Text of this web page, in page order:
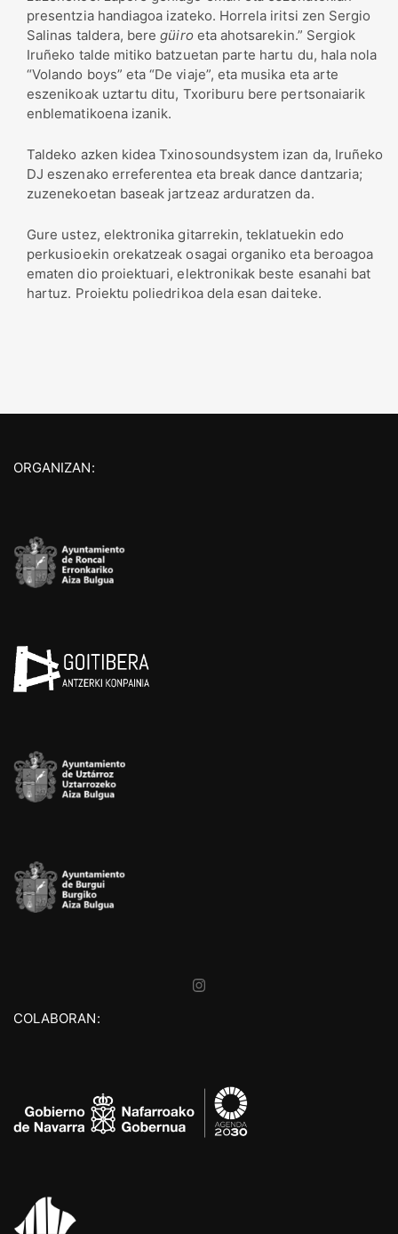
presentzia handiagoa izateko. Horrela iritsi zen Sergio
Salinas taldera, beregüiroeta ahotsarekin.” Sergiok
Iruñeko talde mitiko batzuetan parte hartu du, hala nola
“Volando boys” eta “De viaje”, eta musika eta arte
eszenikoak uztartu ditu, Txoriburu bere pertsonaiarik
enblematikoena izanik.
Taldeko azken kidea Txinosoundsystem izan da, Iruñeko
DJ eszenako erreferentea eta break dance dantzaria;
zuzenekoetan baseak jartzeaz arduratzen da.
Gure ustez, elektronika gitarrekin, teklatuekin edo
perkusioekin orekatzeak osagai organiko eta beroagoa
ematen dio proiektuari, elektronikak beste esanahi bat
hartuz. Proiektu poliedrikoa dela esan daiteke.
ORGANIZAN:
COLABORAN: